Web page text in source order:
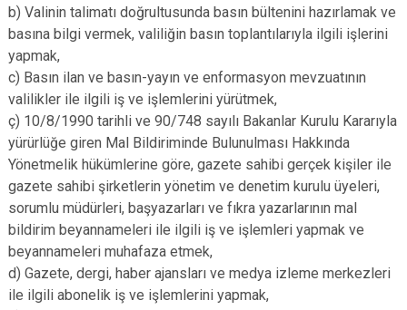
b) Valinin talimatı doğrultusunda basın bültenini hazırlamak ve
basına bilgi vermek, valiliğin basın toplantılarıyla ilgili işlerini
yapmak,
c) Basın ilan ve basın-yayın ve enformasyon mevzuatının
valilikler ile ilgili iş ve işlemlerini yürütmek,
ç) 10/8/1990 tarihli ve 90/748 sayılı Bakanlar Kurulu Kararıyla
yürürlüğe giren Mal Bildiriminde Bulunulması Hakkında
Yönetmelik hükümlerine göre, gazete sahibi gerçek kişiler ile
gazete sahibi şirketlerin yönetim ve denetim kurulu üyeleri,
sorumlu müdürleri, başyazarları ve fıkra yazarlarının mal
bildirim beyannameleri ile ilgili iş ve işlemleri yapmak ve
beyannameleri muhafaza etmek,
d) Gazete, dergi, haber ajansları ve medya izleme merkezleri
ile ilgili abonelik iş ve işlemlerini yapmak,